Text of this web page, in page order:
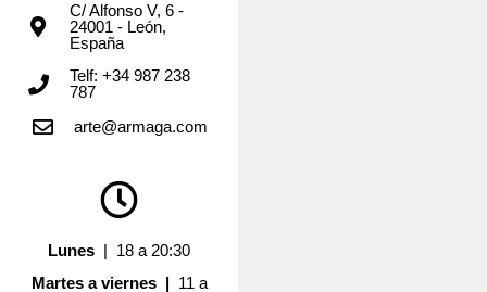
C/ Alfonso V, 6 -
24001 - León,
España
Telf: +34 987 238
787
arte@armaga.com
Lunes | 18 a 20:30
Martes a viernes | 11 a